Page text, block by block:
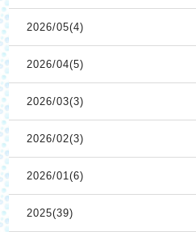
2026/05(4)
2026/04(5)
2026/03(3)
2026/02(3)
2026/01(6)
2025(39)